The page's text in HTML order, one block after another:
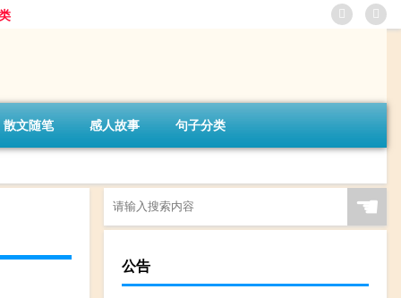
散文随笔 感人故事 句子分类
☚
公告